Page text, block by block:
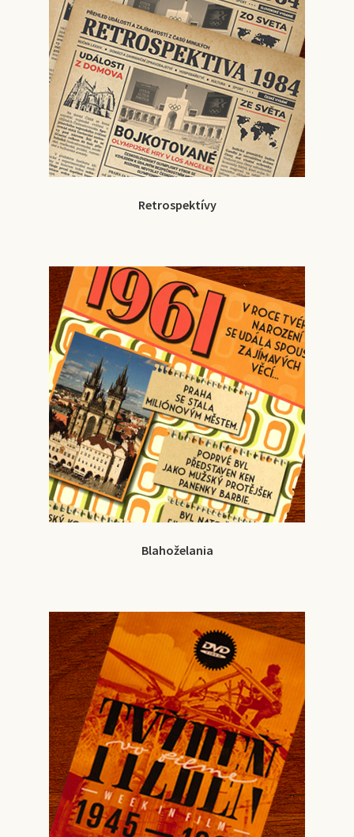
Retrospektívy
Blahoželania